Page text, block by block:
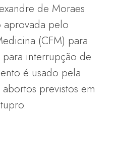
de Moraes
aprovada pelo
(CFM) para
interrupção de
é usado pela
previstos em